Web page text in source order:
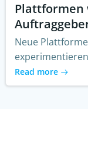
Plattformen
Neue
Read more